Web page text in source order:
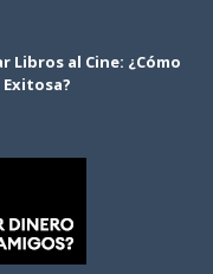
Libros al Cine: ¿Cómo